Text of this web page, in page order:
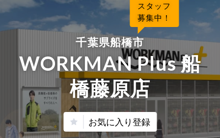
スタッフ
募集中！
千葉県船橋市
WORKMAN Plus 船
橋藤原店
お気に入り登録